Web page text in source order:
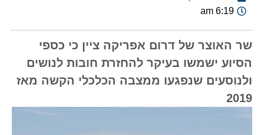
6:19 am
שר האוצר של דרום אפריקה ציין כי כספי
הסיוע ישמשו בעיקר להחזרת חובות לנושים
ולנוסעים שנפגעו ממצבה הכלכלי הקשה מאז
2019